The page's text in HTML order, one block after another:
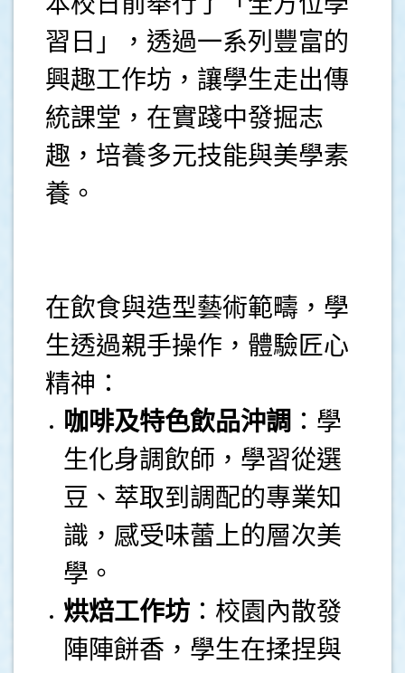
習日」，透過一系列豐富的
興趣工作坊，讓學生走出傳
統課堂，在實踐中發掘志
趣，培養多元技能與美學素
養。
在飲食與造型藝術範疇，學
生透過親手操作，體驗匠心
精神：
咖啡及特色飲品沖調 ：學
生化身調飲師，學習從選
豆、萃取到調配的專業知
識，感受味蕾上的層次美
學。
烘焙工作坊 ：校園內散發
陣陣餅香，學生在揉捏與